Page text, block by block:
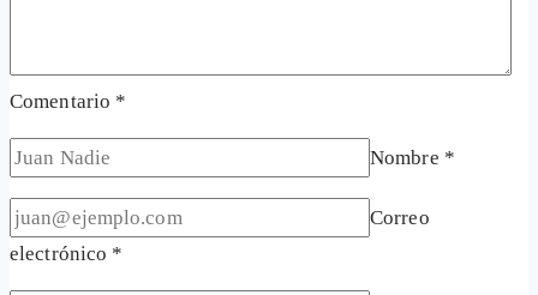
Comentario *
Nombre *
Correo
electrónico *